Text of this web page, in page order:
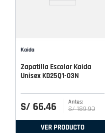
Kaida
Zapatilla Escolar Kaida
Unisex KD25Q1-03N
S/ 66.46 S/ 189.90
VER PRODUCTO